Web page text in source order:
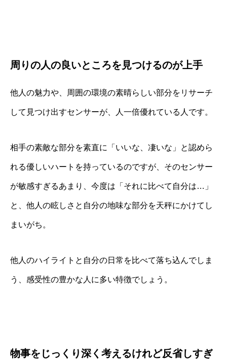
周りの人の良いところを見つけるのが上手
他人の魅力や、周囲の環境の素晴らしい部分をリサーチ
して見つけ出すセンサーが、人一倍優れている人です。
相手の素敵な部分を素直に「いいな、凄いな」と認めら
れる優しいハートを持っているのですが、そのセンサー
が敏感すぎるあまり、今度は「それに比べて自分は…」
と、他人の眩しさと自分の地味な部分を天秤にかけてし
まいがち。
他人のハイライトと自分の日常を比べて落ち込んでしま
う、感受性の豊かな人に多い特徴でしょう。
物事をじっくり深く考えるけれど反省しすぎ